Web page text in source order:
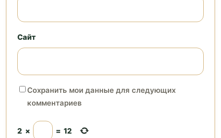
Сайт
Сохранить мои данные для следующих
комментариев
2 × = 12